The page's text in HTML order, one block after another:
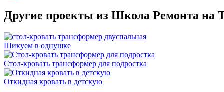
Другие проекты из Школа Ремонта на
Шикуем в однушке
Стол-кровать трансформер для подростка
Откидная кровать в детскую